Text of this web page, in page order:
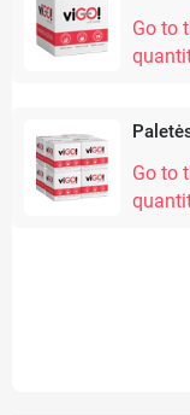
Go to
Go to